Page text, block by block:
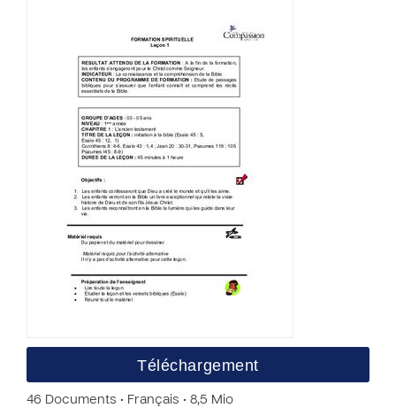
Téléchargement
46 Documents • Français • 8,5 Mio